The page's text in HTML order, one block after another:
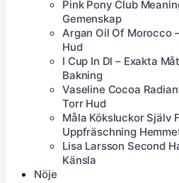
Pink Pony Club
Gemenskap
Argan Oil Of Morocco
Hud
I Cup In Dl – Exakta
Bakning
Vaseline Cocoa
Torr Hud
Måla Köksluckor Själv
Uppfräschning
Lisa Larsson Second
Känsla
Nöje